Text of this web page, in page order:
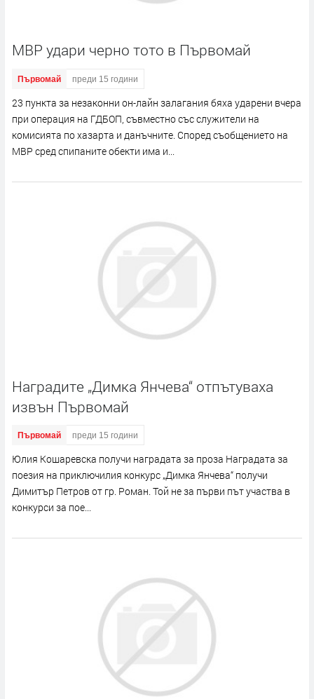
МВР удари черно тото в Първомай
Първомай преди 15 години
23 пункта за незаконни он-лайн залагания бяха ударени вчера
при операция на ГДБОП, съвместно със служители на
комисията по хазарта и данъчните. Според съобщението на
МВР сред спипаните обекти има и...
Наградите „Димка Янчева“ отпътуваха
извън Първомай
Първомай преди 15 години
Юлия Кошаревска получи наградата за проза Наградата за
поезия на приключилия конкурс „Димка Янчева“ получи
Димитър Петров от гр. Роман. Той не за първи път участва в
конкурси за пое...